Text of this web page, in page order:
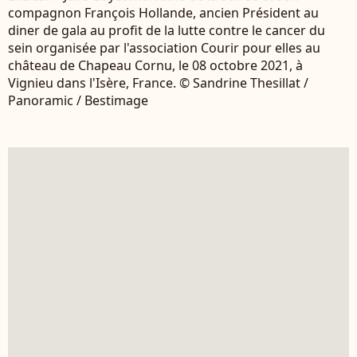
compagnon François Hollande, ancien Président au
diner de gala au profit de la lutte contre le cancer du
sein organisée par l'association Courir pour elles au
château de Chapeau Cornu, le 08 octobre 2021, à
Vignieu dans l'Isère, France. © Sandrine Thesillat /
Panoramic / Bestimage